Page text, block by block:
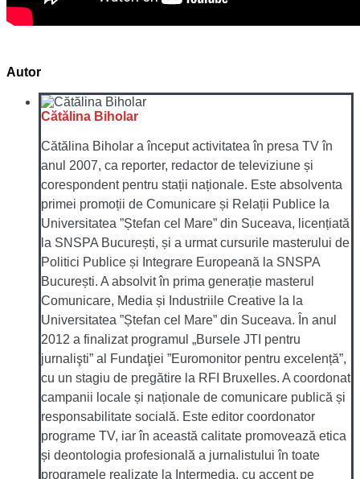
Autor
Cătălina Biholar
Cătălina Biholar a început activitatea în presa TV în
anul 2007, ca reporter, redactor de televiziune și
corespondent pentru stații naționale. Este absolventa
primei promoții de Comunicare și Relații Publice la
Universitatea ”Ștefan cel Mare” din Suceava, licențiată
la SNSPA București, și a urmat cursurile masterului de
Politici Publice și Integrare Europeană la SNSPA
București. A absolvit în prima generație masterul
Comunicare, Media și Industriile Creative la la
Universitatea ”Ștefan cel Mare” din Suceava. În anul
2012 a finalizat programul „Bursele JTI pentru
jurnalişti” al Fundaţiei ”Euromonitor pentru excelență”,
cu un stagiu de pregătire la RFI Bruxelles. A coordonat
campanii locale și naționale de comunicare publică și
responsabilitate socială. Este editor coordonator
programe TV, iar în această calitate promovează etica
și deontologia profesională a jurnalistului în toate
programele realizate la Intermedia, cu accent pe